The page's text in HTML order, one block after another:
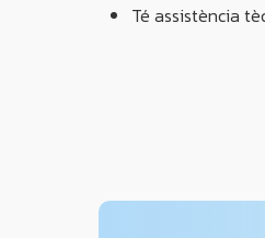
Té assistència